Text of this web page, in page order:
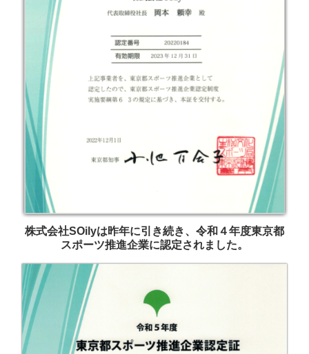
株式会社SOilyは昨年に引き続き、令和４年度東京都
スポーツ推進企業に認定されました。